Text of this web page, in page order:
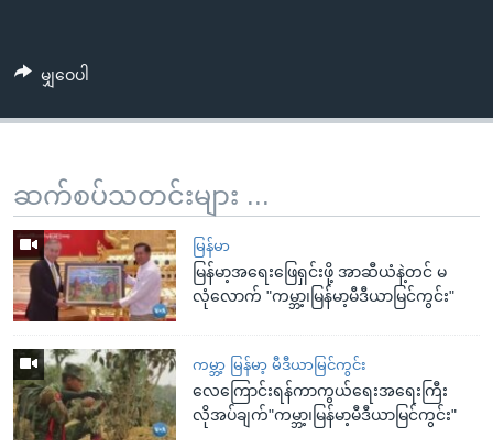
မျှဝေပါ
ဆက်စပ်သတင်းများ ...
မြန်မာ
မြန်မာ့အရေးဖြေရှင်းဖို့ အာဆီယံနဲ့တင် မ
လုံလောက် "ကမ္ဘာ့၊မြန်မာ့မီဒီယာမြင်ကွင်း"
ကမ္ဘာ့ မြန်မာ့ မီဒီယာမြင်ကွင်း
လေကြောင်းရန်ကာကွယ်ရေးအရေးကြီး
လိုအပ်ချက်"ကမ္ဘာ့၊မြန်မာ့မီဒီယာမြင်ကွင်း"